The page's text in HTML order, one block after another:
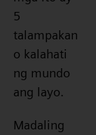
5
talampakan
o kalahati
ng mundo
ang layo.
Madaling